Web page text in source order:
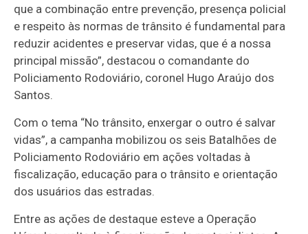
que a combinação entre prevenção, presença policial
e respeito às normas de trânsito é fundamental para
reduzir acidentes e preservar vidas, que é a nossa
principal missão”, destacou o comandante do
Policiamento Rodoviário, coronel Hugo Araújo dos
Santos.
Com o tema “No trânsito, enxergar o outro é salvar
vidas”, a campanha mobilizou os seis Batalhões de
Policiamento Rodoviário em ações voltadas à
fiscalização, educação para o trânsito e orientação
dos usuários das estradas.
Entre as ações de destaque esteve a Operação